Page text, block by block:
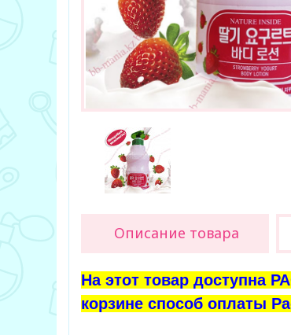
Описание товара
На этот товар доступна
корзине способ оплаты